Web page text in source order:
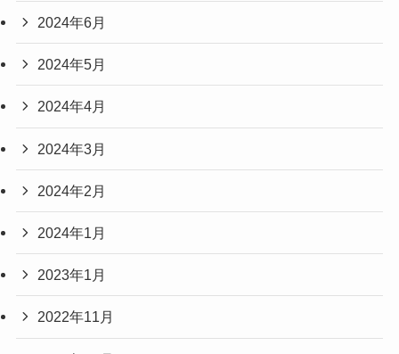
2024年6月
2024年5月
2024年4月
2024年3月
2024年2月
2024年1月
2023年1月
2022年11月